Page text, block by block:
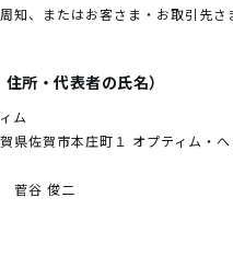
知、またはお客さま・お取引先さ
所・代表者の氏名）
ム
県佐賀市本庄町１ オプティム・ヘ
菅谷 俊二